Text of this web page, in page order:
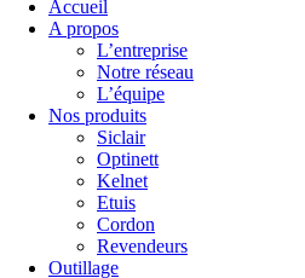
Accueil
A propos
L’entreprise
Notre réseau
L’équipe
Nos produits
Siclair
Optinett
Kelnet
Etuis
Cordon
Revendeurs
Outillage